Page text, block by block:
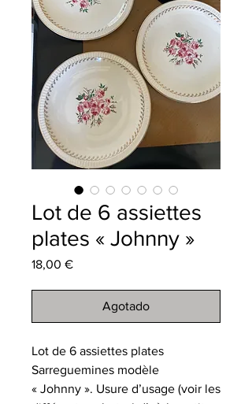
Lot de 6 assiettes
plates « Johnny »
18,00 €Precio
Agotado
Lot de 6 assiettes plates
Sarreguemines modèle
« Johnny ». Usure d’usage (voir les